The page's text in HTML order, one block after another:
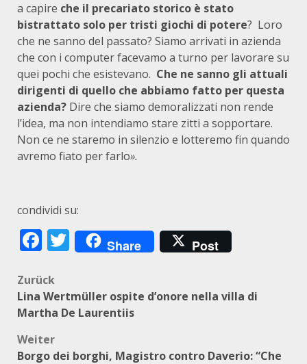
a capire che il precariato storico è stato
bistrattato solo per tristi giochi di potere? Loro
che ne sanno del passato? Siamo arrivati in azienda
che con i computer facevamo a turno per lavorare su
quei pochi che esistevano. Che ne sanno gli attuali
dirigenti di quello che abbiamo fatto per questa
azienda? Dire che siamo demoralizzati non rende
l’idea, ma non intendiamo stare zitti a sopportare.
Non ce ne staremo in silenzio e lotteremo fin quando
avremo fiato per farlo».
condividi su:
Facebook
Twitter
Share Post
Beitragsnavigation
Zurück
Lina Wertmüller ospite d’onore nella villa di
Martha De Laurentiis
Weiter
Borgo dei borghi, Magistro contro Daverio: “Che